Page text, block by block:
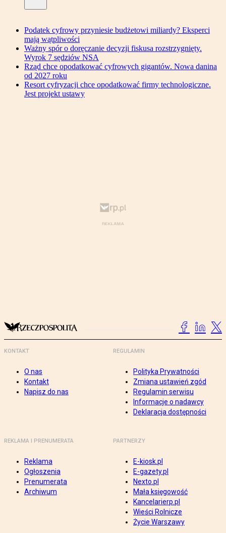
Podatek cyfrowy przyniesie budżetowi miliardy? Eksperci
mają wątpliwości
Ważny spór o doręczanie decyzji fiskusa rozstrzygnięty.
Wyrok 7 sędziów NSA
Rząd chce opodatkować cyfrowych gigantów. Nowa danina
od 2027 roku
Resort cyfryzacji chce opodatkować firmy technologiczne.
Jest projekt ustawy
KONTAKT
O nas
Kontakt
Napisz do nas
REGULAMIN
Polityka Prywatności
Zmiana ustawień zgód
Regulamin serwisu
Informacje o nadawcy
Deklaracja dostępności
REKLAMA I PRENUMERATA
Reklama
Ogłoszenia
Prenumerata
Archiwum
PARTNERZY
E-kiosk.pl
E-gazety.pl
Nexto.pl
Mała księgowość
Kancelarierp.pl
Wieści Rolnicze
Życie Warszawy